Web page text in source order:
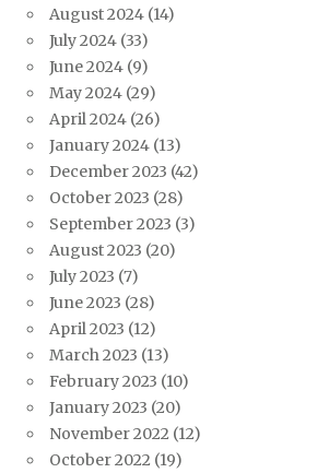
August 2024 (14)
July 2024 (33)
June 2024 (9)
May 2024 (29)
April 2024 (26)
January 2024 (13)
December 2023 (42)
October 2023 (28)
September 2023 (3)
August 2023 (20)
July 2023 (7)
June 2023 (28)
April 2023 (12)
March 2023 (13)
February 2023 (10)
January 2023 (20)
November 2022 (12)
October 2022 (19)